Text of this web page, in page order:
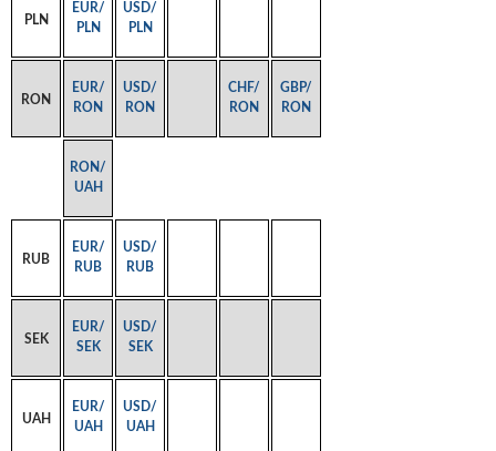
PLN
EUR/
PLN
USD/
PLN
RON
EUR/
RON
USD/
RON
CHF/
RON
GBP/
RON
RON/
UAH
RUB
EUR/
RUB
USD/
RUB
SEK
EUR/
SEK
USD/
SEK
UAH
EUR/
UAH
USD/
UAH